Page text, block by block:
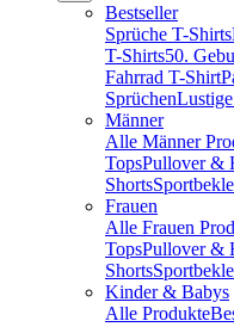
Bestseller
Sprüche T-Shirts
T-Shirts50.
Fahrrad T-Shirt
Sprüchen
Männer
Alle Männer
TopsPullover &
Shorts
Frauen
Alle Frauen
TopsPullover &
Shorts
Kinder & Babys
Alle Produkte